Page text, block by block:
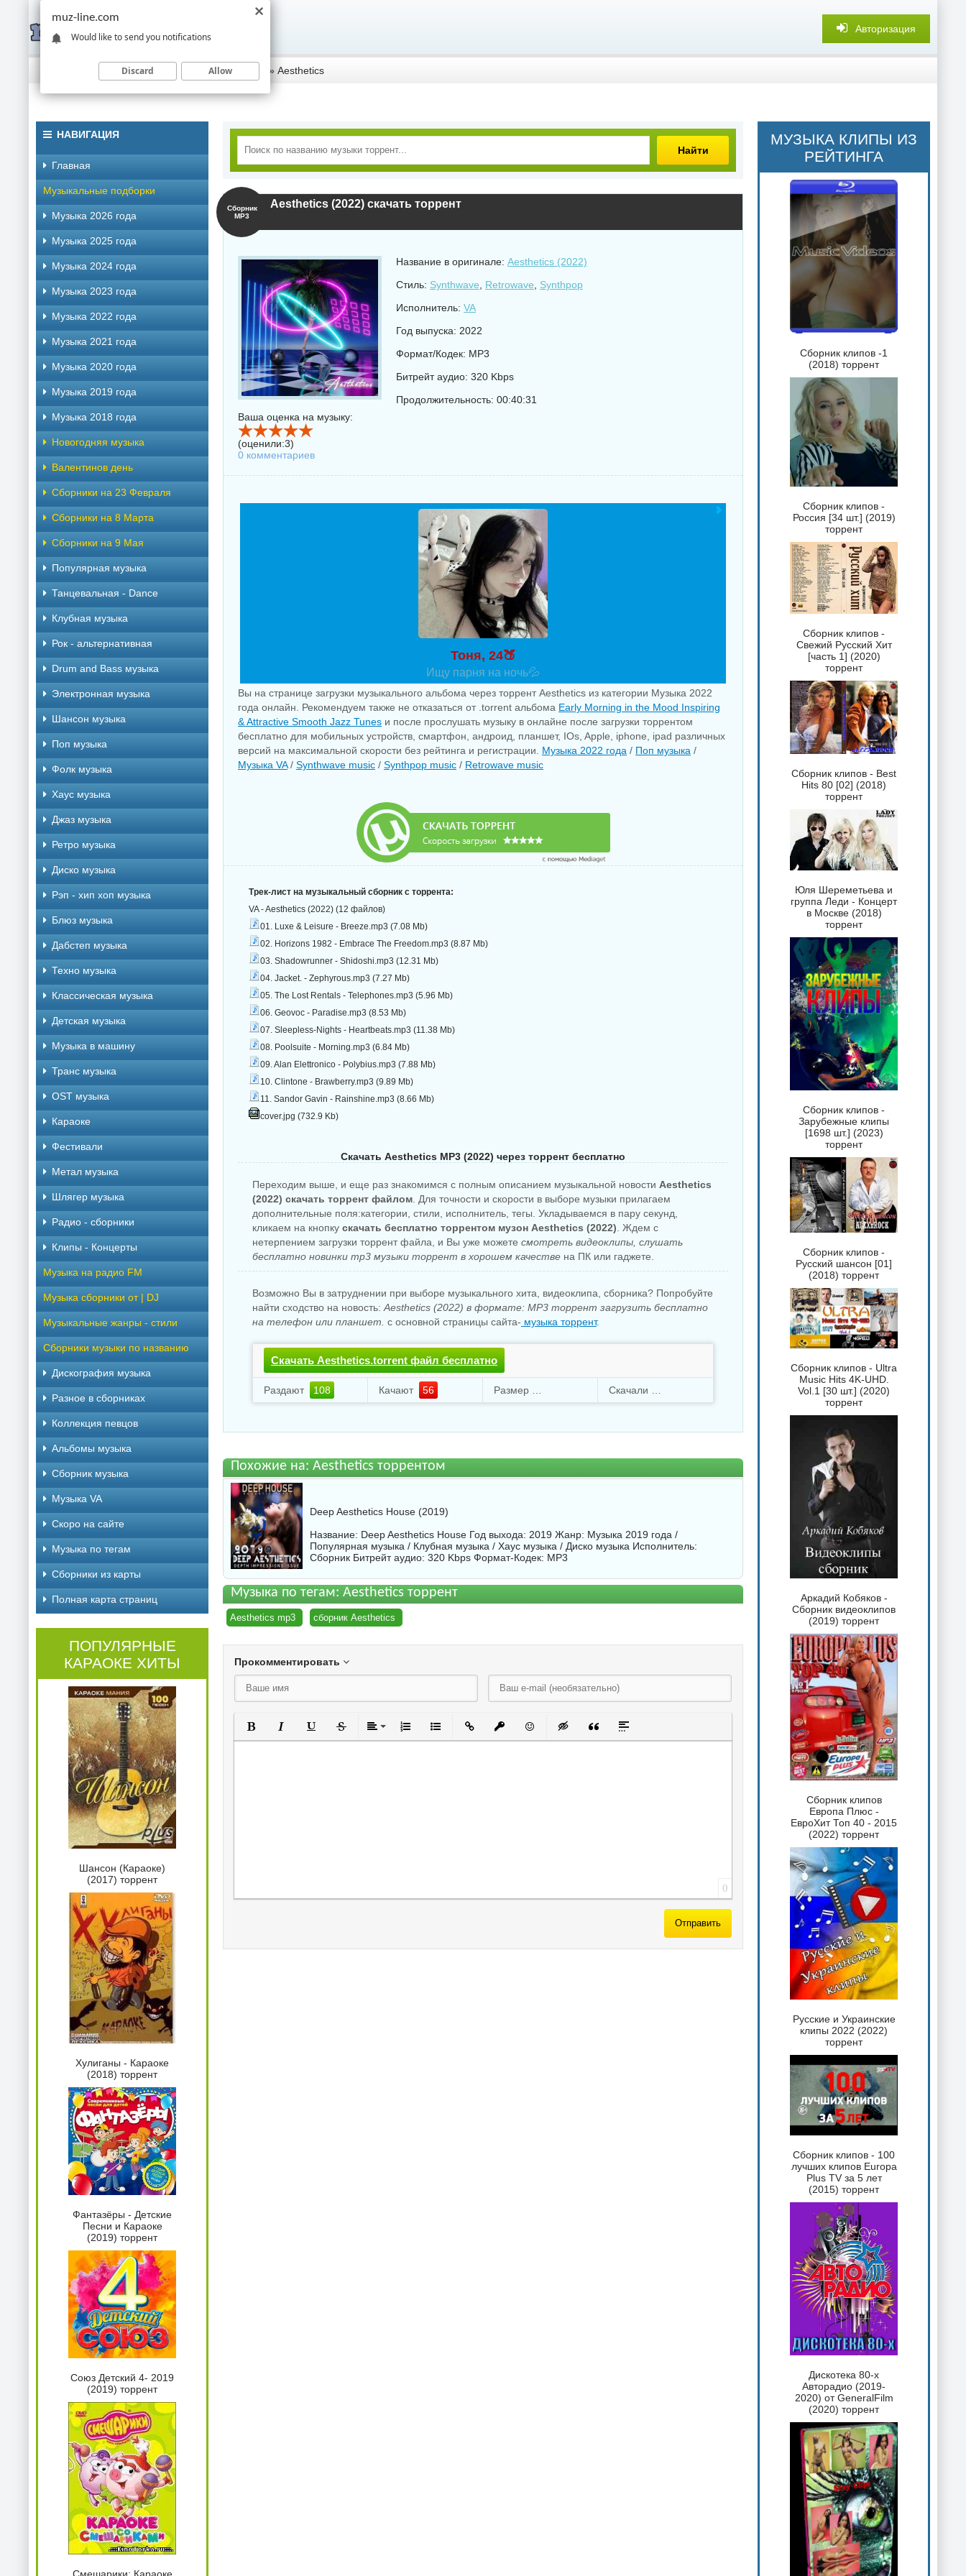
Авторизация
Скачать музыку торрентом Музыка 2022 года » Aesthetics
Найти
Aesthetics (2022) скачать торрент
Сборник
MP3
Ваша оценка на музыку:
(оценили:3)
0 комментариев
Название в оригинале: Aesthetics (2022)
Стиль: Synthwave Retrowave
Synthpop
Исполнитель: VA
Год выпуска: 2022
Формат/Кодек: MP3
Битрейт аудио: 320 Kbps
Продолжительность: 00:40:31
Тоня, 24🍑
Ищу парня на ночь💦
Вы на странице загрузки музыкального альбома через торрент Aesthetics из категории Музыка 2022
года онлайн. Рекомендуем также не отказаться от .torrent альбома Early Morning in the Mood Inspiring
& Attractive Smooth Jazz Tunes и после прослушать музыку в онлайне после загрузки торрентом
бесплатно для мобильных устройств, смартфон, андроид, планшет, IOs, Apple, iphone, ipad различных
версий на максимальной скорости без рейтинга и регистрации. Музыка 2022 года / Поп музыка /
Музыка VA/ Synthwave music / Synthpop music / Retrowave music
Трек-лист на музыкальный сборник с торрента:
VA - Aesthetics (2022) (12 файлов)
01. Luxe & Leisure - Breeze.mp3 (7.08 Mb)
02. Horizons 1982 - Embrace The Freedom.mp3 (8.87 Mb)
03. Shadowrunner - Shidoshi.mp3 (12.31 Mb)
04. Jacket. - Zephyrous.mp3 (7.27 Mb)
05. The Lost Rentals - Telephones.mp3 (5.96 Mb)
06. Geovoc - Paradise.mp3 (8.53 Mb)
07. Sleepless-Nights - Heartbeats.mp3 (11.38 Mb)
08. Poolsuite - Morning.mp3 (6.84 Mb)
09. Alan Elettronico - Polybius.mp3 (7.88 Mb)
10. Clintone - Brawberry.mp3 (9.89 Mb)
11. Sandor Gavin - Rainshine.mp3 (8.66 Mb)
cover.jpg (732.9 Kb)
Скачать Aesthetics MP3 (2022) через торрент бесплатно
Переходим выше, и еще раз знакомимся с полным описанием музыкальной новости Aesthetics
(2022) скачать торрент файлом . Для точности и скорости в выборе музыки прилагаем
дополнительные поля:категории, стили, исполнитель, тегы. Укладываемся в пару секунд,
кликаем на кнопку скачать бесплатно торрентом музон Aesthetics (2022) . Ждем с
нетерпением загрузки торрент файла, и Вы уже можете смотреть видеоклипы, слушать
бесплатно новинки mp3 музыки торрент в хорошем качестве на ПК или гаджете.
Возможно Вы в затруднении при выборе музыкального хита, видеоклипа, сборника? Попробуйте
найти сходство на новость: Aesthetics (2022) в формате: MP3 торрент загрузить бесплатно
на телефон или планшет. с основной страницы сайта- музыка торрент.
Скачать Aesthetics.torrent файл бесплатно
Раздают 108 Качают 56
Похожие на: Aesthetics торрентом
Deep Aesthetics House (2019)
Название: Deep Aesthetics House Год выхода: 2019 Жанр: Музыка 2019 года /
Популярная музыка / Клубная музыка / Хаус музыка / Диско музыка Исполнитель:
Сборник Битрейт аудио: 320 Kbps Формат-Кодек: MP3
Музыка по тегам: Aesthetics торрент
Aesthetics mp3 сборник Aesthetics
Прокомментировать
Полужирный
КурсивПодчеркнутый
ЗачеркнутыйВыравнивание
Нумерованный список
Маркированный список
Вставить ссылку
Вставить защищенную ссылку
Вставить смайлик
Вставка скрытого текста
Вставка цитаты
Вставка спойлера
0
Отправить
НАВИГАЦИЯ
Главная
Музыкальные подборки
Музыка 2026 года
Музыка 2025 года
Музыка 2024 года
Музыка 2023 года
Музыка 2022 года
Музыка 2021 года
Музыка 2020 года
Музыка 2019 года
Музыка 2018 года
Новогодняя музыка
Валентинов день
Сборники на 23 Февраля
Сборники на 8 Марта
Сборники на 9 Мая
Популярная музыка
Танцевальная - Dance
Клубная музыка
Рок - альтернативная
Drum and Bass музыка
Электронная музыка
Шансон музыка
Поп музыка
Фолк музыка
Хаус музыка
Джаз музыка
Ретро музыка
Диско музыка
Рэп - хип хоп музыка
Блюз музыка
Дабстеп музыка
Техно музыка
Классическая музыка
Детская музыка
Музыка в машину
Транс музыка
OST музыка
Караоке
Фестивали
Метал музыка
Шлягер музыка
Радио - сборники
Клипы - Концерты
Музыка на радио FM
Музыка сборники от | DJ
Музыкальные жанры - стили
Сборники музыки по названию
Дискография музыка
Разное в сборниках
Коллекция певцов
Альбомы музыка
Сборник музыка
Музыка VA
Скоро на сайте
Музыка по тегам
Cборники из карты
Полная карта страниц
ПОПУЛЯРНЫЕ
КАРАОКЕ ХИТЫ
Шансон (Караоке)
(2017) торрент
Хулиганы - Караоке
(2018) торрент
Фантазёры - Детские
Песни и Караоке
(2019) торрент
Союз Детский 4- 2019
(2019) торрент
МУЗЫКА КЛИПЫ ИЗ
РЕЙТИНГА
Сборник клипов -1
(2018) торрент
Сборник клипов -
Россия [34 шт.] (2019)
торрент
Сборник клипов -
Свежий Русский Хит
[часть 1] (2020)
торрент
Сборник клипов - Best
Hits 80 [02] (2018)
торрент
Юля Шереметьева и
группа Леди - Концерт
в Москве (2018)
торрент
Сборник клипов -
Зарубежные клипы
[1698 шт.] (2023)
торрент
Сборник клипов -
Русский шансон [01]
(2018) торрент
Сборник клипов - Ultra
Music Hits 4K-UHD.
Vol.1 [30 шт.] (2020)
торрент
Аркадий Кобяков -
Сборник видеоклипов
(2019) торрент
Сборник клипов
Европа Плюс -
ЕвроХит Топ 40 - 2015
(2022) торрент
Русские и Украинские
клипы 2022 (2022)
торрент
Сборник клипов - 100
лучших клипов Europa
Plus TV за 5 лет
(2015) торрент
Дискотека 80-х
Авторадио (2019-
2020) от GeneralFilm
(2020) торрент
muz-line.com
Would like to send you notifications
Discard Allow